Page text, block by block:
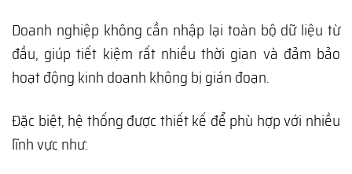
Doanh nghiệp không cần nhập lại toàn bộ dữ liệu từ
đầu, giúp tiết kiệm rất nhiều thời gian và đảm bảo
hoạt động kinh doanh không bị gián đoạn.
Đặc biệt, hệ thống được thiết kế để phù hợp với nhiều
lĩnh vực như: